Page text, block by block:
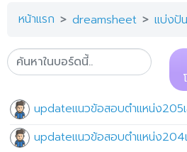
หน้าแรก dreamsheet แบ่งปัน
updateแนวข้อสอบตำแหน่ง205
updateแนวข้อสอบตำแหน่ง204